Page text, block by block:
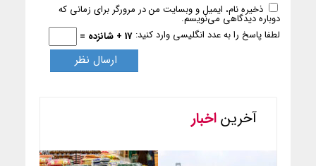
ذخیره نام، ایمیل و وبسایت من در مرورگر برای زمانی که
دوباره دیدگاهی می‌نویسم.
لطفا پاسخ را به عدد انگلیسی وارد کنید: 17 + شانزده =
آخریناخبار